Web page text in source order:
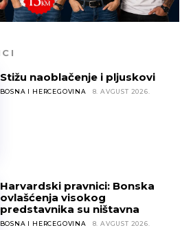
Stižu naoblačenje i pljuskovi
BOSNA I HERCEGOVINA 8. AVGUST 2026.
Harvardski pravnici: Bonska
ovlašćenja visokog
predstavnika su ništavna
BOSNA I HERCEGOVINA 8. AVGUST 2026.